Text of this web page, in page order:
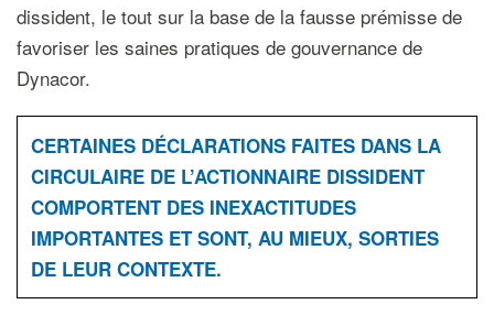
dissident, le tout sur la base de la fausse prémisse de
favoriser les saines pratiques de gouvernance de
Dynacor.
CERTAINES DÉCLARATIONS FAITES DANS LA
CIRCULAIRE DE L’ACTIONNAIRE DISSIDENT
COMPORTENT DES INEXACTITUDES
IMPORTANTES ET SONT, AU MIEUX, SORTIES
DE LEUR CONTEXTE.